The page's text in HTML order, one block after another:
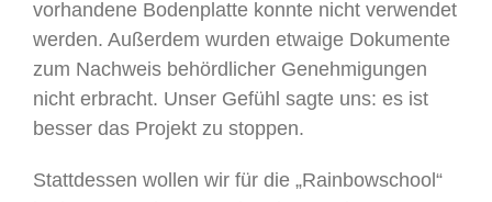
vorhandene Bodenplatte konnte nicht verwendet
werden. Außerdem wurden etwaige Dokumente
zum Nachweis behördlicher Genehmigungen
nicht erbracht. Unser Gefühl sagte uns: es ist
besser das Projekt zu stoppen.
Stattdessen wollen wir für die „Rainbowschool“